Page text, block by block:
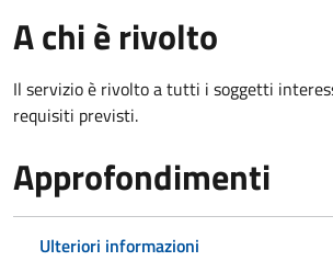
A chi è rivolto
Il servizio è rivolto a tutti i soggetti
requisiti previsti.
Approfondimenti
Ulteriori informazioni